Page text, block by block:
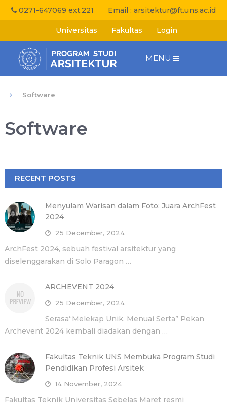
0271-647069 ext.221 Email : arsitektur@ft.uns.ac.id
Universitas Fakultas Login
MENU
Software
Software
RECENT POSTS
Menyulam Warisan dalam Foto: Juara ArchFest
2024
25 December, 2024
ArchFest 2024, sebuah festival arsitektur yang
diselenggarakan di Solo Paragon …
ARCHEVENT 2024
25 December, 2024
Serasa“Melekap Unik, Menuai Serta” Pekan
Archevent 2024 kembali diadakan dengan …
Fakultas Teknik UNS Membuka Program Studi
Pendidikan Profesi Arsitek
14 November, 2024
Fakultas Teknik Universitas Sebelas Maret resmi